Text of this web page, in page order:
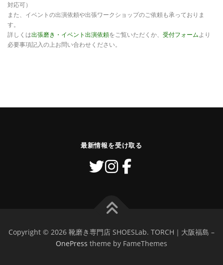
対応可）
また、イベントの出演依頼や出張ワークショップのご依頼も承っておりま
す。
詳しくは出張磨き・イベント出演依頼をご覧いただくか、 受付フォームより
必要事項記入の上お問い合わせください。
最新情報を受け取る
Copyright © 2026 靴磨き専門店 SHOESLab. TORCH｜大阪福島 –
OnePress theme by FameThemes